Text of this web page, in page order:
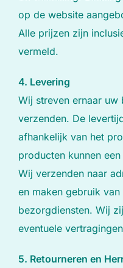
op de website
Alle prijzen zijn
vermeld.
4. Levering
Wij streven ernaar
verzenden. De
afhankelijk van het
producten kunnen
Wij verzenden naar
en maken gebruik
bezorgdiensten. Wij
eventuele
5. Retourneren en